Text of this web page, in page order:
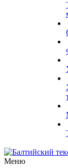
Меню